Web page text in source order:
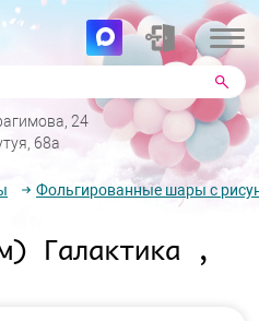
24
68а
Фольгированные шары с
Галактика ,